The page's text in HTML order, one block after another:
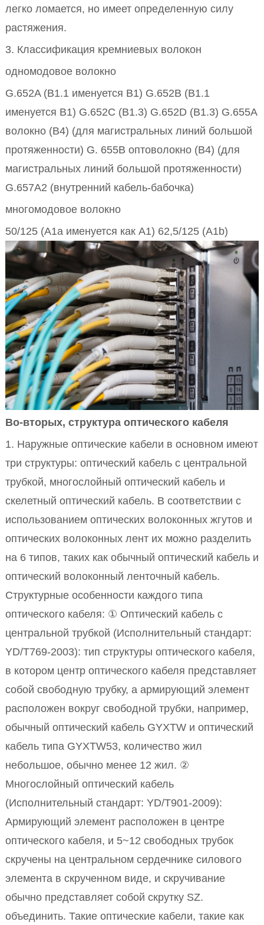
легко ломается, но имеет определенную силу
растяжения.
3. Классификация кремниевых волокон
одномодовое волокно
G.652A (B1.1 именуется B1) G.652B (B1.1
именуется B1) G.652C (B1.3) G.652D (B1.3) G.655A
волокно (B4) (для магистральных линий большой
протяженности) G. 655B оптоволокно (B4) (для
магистральных линий большой протяженности)
G.657A2 (внутренний кабель-бабочка)
многомодовое волокно
50/125 (A1a именуется как A1) 62,5/125 (A1b)
Во-вторых, структура оптического кабеля
1. Наружные оптические кабели в основном имеют
три структуры: оптический кабель с центральной
трубкой, многослойный оптический кабель и
скелетный оптический кабель. В соответствии с
использованием оптических волоконных жгутов и
оптических волоконных лент их можно разделить
на 6 типов, таких как обычный оптический кабель и
оптический волоконный ленточный кабель.
Структурные особенности каждого типа
оптического кабеля: ① Оптический кабель с
центральной трубкой (Исполнительный стандарт:
YD/T769-2003): тип структуры оптического кабеля,
в котором центр оптического кабеля представляет
собой свободную трубку, а армирующий элемент
расположен вокруг свободной трубки, например,
обычный оптический кабель GYXTW и оптический
кабель типа GYXTW53, количество жил
небольшое, обычно менее 12 жил. ②
Многослойный оптический кабель
(Исполнительный стандарт: YD/T901-2009):
Армирующий элемент расположен в центре
оптического кабеля, и 5~12 свободных трубок
скручены на центральном сердечнике силового
элемента в скрученном виде, и скручивание
обычно представляет собой скрутку SZ.
объединить. Такие оптические кабели, такие как